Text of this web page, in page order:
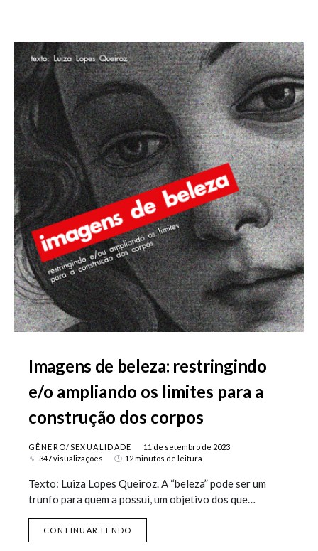
Imagens de beleza: restringindo
e/o ampliando os limites para a
construção dos corpos
GÊNERO/SEXUALIDADE
11 de setembro de 2023
347 visualizações
12 minutos de leitura
Texto: Luiza Lopes Queiroz. A “beleza” pode ser um
trunfo para quem a possui, um objetivo dos que…
CONTINUAR LENDO